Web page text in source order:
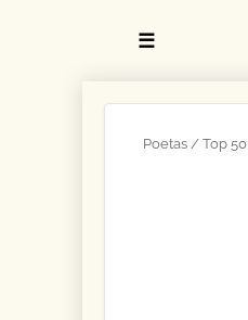
☰
Poetas Top 50